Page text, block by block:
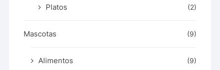
Platos (2)
Mascotas (9)
Alimentos (9)